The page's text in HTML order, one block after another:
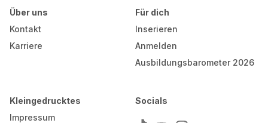
Über uns
Kontakt
Karriere
Für dich
Inserieren
Anmelden
Ausbildungsbarometer 2026
Kleingedrucktes
Impressum
Socials